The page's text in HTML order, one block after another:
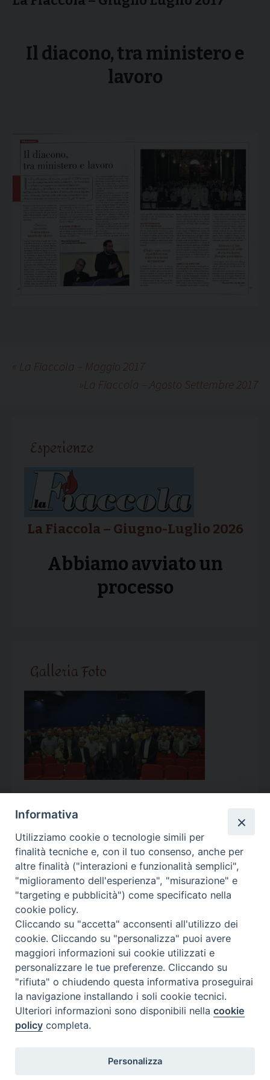
Il diacono, tra ministero e
lavoro
« La Fiaccola – Maggio 2017
La Fiaccola – Agosto Settembre 2017
»
Esperienze
La Fiaccola – Giugno-Luglio 2026
Abbiamo avviato un
processo
Galleria Foto
Calendario Appuntamenti
<< Ago 2026 >>
l m m g v s
d
28
3
4 5 6 7 8
9
10
11 12 13 14 15
17
18 19 21
24 25 26 27 28 29 30
31 1
Informativa
Utilizziamo cookie o tecnologie simili per
finalità tecniche e, con il tuo consenso, anche per
altre finalità ("interazioni e funzionalità semplici",
"miglioramento dell'esperienza", "misurazione" e
"targeting e pubblicità") come specificato nella
cookie policy.
Cliccando su "accetta" acconsenti all'utilizzo dei
cookie. Cliccando su "personalizza" puoi avere
maggiori informazioni sui cookie utilizzati e
personalizzare le tue preferenze. Cliccando su
"rifiuta" o chiudendo questa informativa proseguirai
la navigazione installando i soli cookie tecnici.
Ulteriori informazioni sono disponibili nellacookie
policy completa.
Personalizza